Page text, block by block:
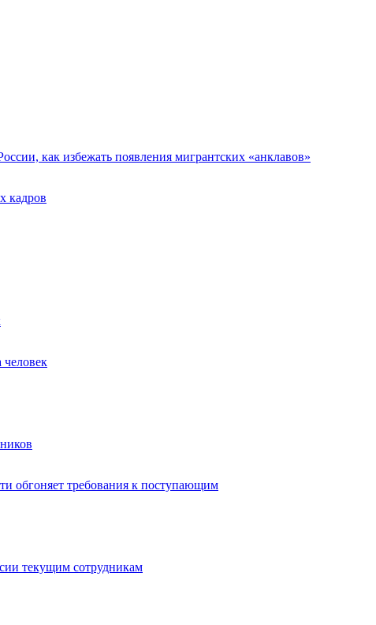
как избежать появления мигрантских «анклавов»
кадров
человек
обгоняет требования к поступающим
текущим сотрудникам